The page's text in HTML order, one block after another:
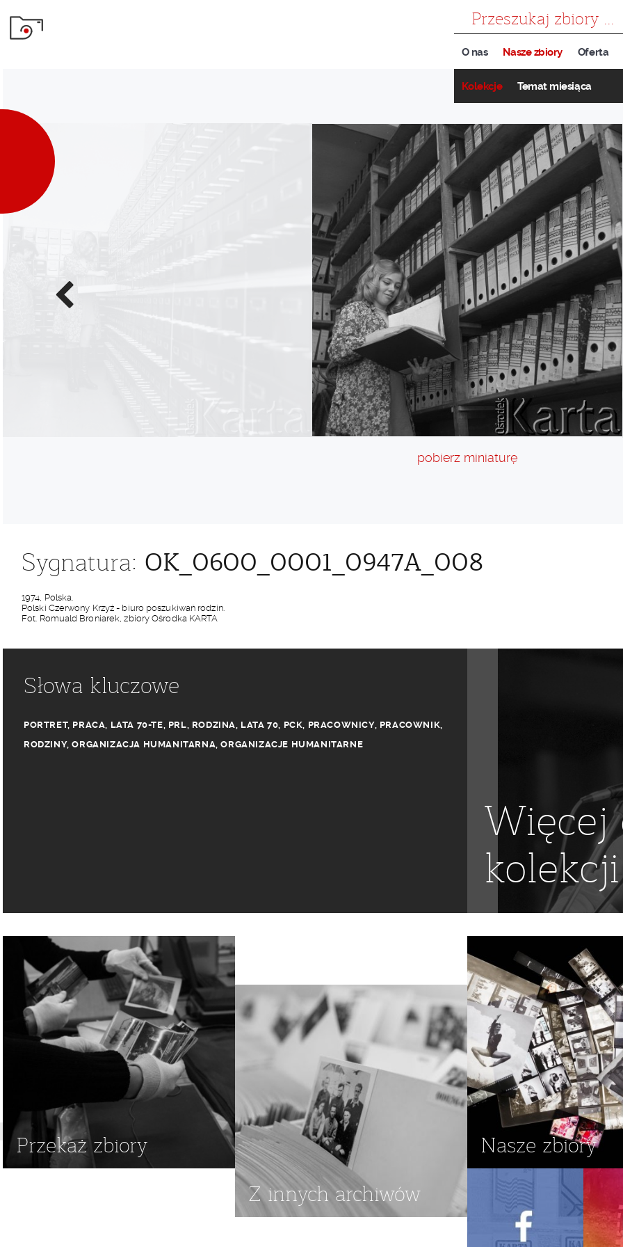
O nas Nasze zbiory
Kolekcje Temat miesiąca
Oferta
Poprzednie
zdjęcie
pobierz miniaturę
Sygnatura: OK_0600_0001_0947A_008
1974, Polska.
Polski Czerwony Krzyż - biuro poszukiwań rodzin.
Fot. Romuald Broniarek, zbiory Ośrodka KARTA
Słowa kluczowe
PORTRET, PRACA, LATA 70-TE, PRL, RODZINA, LATA 70, PCK, PRACOWNICY, PRACOWNIK,
RODZINY,ORGANIZACJA HUMANITARNA,ORGANIZACJE HUMANITARNE
Więcej
kolekcji
Przekaż zbiory
Z innych archiwów
Nasze zbiory